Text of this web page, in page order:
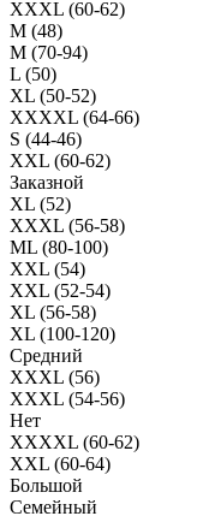
XXXL (60-62)
M (48)
M (70-94)
L (50)
XL (50-52)
XXXXL (64-66)
S (44-46)
XXL (60-62)
Заказной
XL (52)
XXXL (56-58)
ML (80-100)
XXL (54)
XXL (52-54)
XL (56-58)
XL (100-120)
Средний
XXXL (56)
XXXL (54-56)
Нет
XXXXL (60-62)
XXL (60-64)
Большой
Семейный